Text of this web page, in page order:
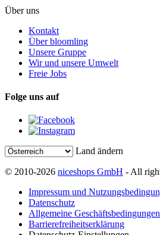
Über uns
Kontakt
Über bloomling
Unsere Gruppe
Wir und unsere Umwelt
Freie Jobs
Folge uns auf
Land ändern
© 2010-2026 niceshops GmbH - All
Impressum und
Datenschutz
Allgemeine
Barrierefreiheitserklärung